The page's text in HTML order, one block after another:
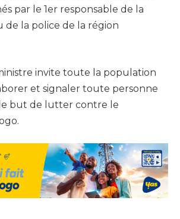
par le 1er responsable de la
de la police de la région
invite toute la population
et signaler toute personne
but de lutter contre le